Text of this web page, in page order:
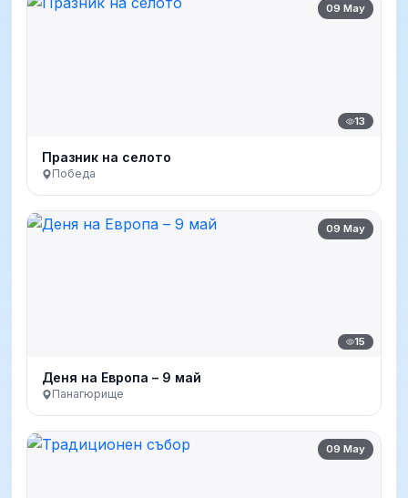
09 May
13
Празник на селото
Победа
09 May
15
Деня на Европа – 9 май
Панагюрище
09 May